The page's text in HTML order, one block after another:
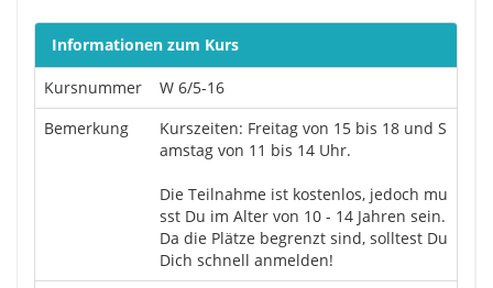
Informationen zum Kurs
Kursnummer
W 6/5-16
Bemerkung
Kurszeiten: Freitag von 15 bis 18 und S
amstag von 11 bis 14 Uhr.
Die Teilnahme ist kostenlos, jedoch mu
sst Du im Alter von 10 - 14 Jahren sein.
Da die Plätze begrenzt sind, solltest Du
Dich schnell anmelden!